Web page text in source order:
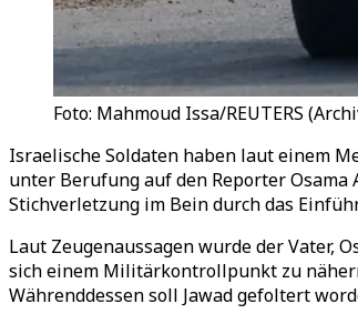
Foto: Mahmoud Issa/REUTERS
Israelische Soldaten haben laut einem
unter Berufung auf den Reporter
Stichverletzung im Bein durch das
Laut Zeugenaussagen wurde der Vater,
sich einem Militärkontrollpunkt zu
Währenddessen soll Jawad gefoltert